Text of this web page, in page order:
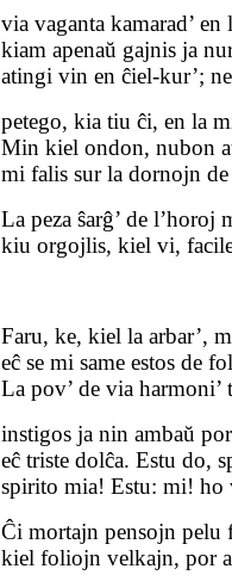
via vaganta kamarad’ en
kiam apenaŭ gajnis ja
atingi vin en ĉiel‑kur’;
petego, kia tiu ĉi, en la
Min kiel ondon, nubon
mi falis sur la dornojn
La peza ŝarĝ’ de l’horoj
kiu orgojlis, kiel vi,
Faru, ke, kiel la arbar’,
eĉ se mi same estos de
La pov’ de via
instigos ja nin ambaŭ
eĉ triste dolĉa. Estu do,
spirito mia! Estu: mi! ho
Ĉi mortajn pensojn pelu
kiel foliojn velkajn, por